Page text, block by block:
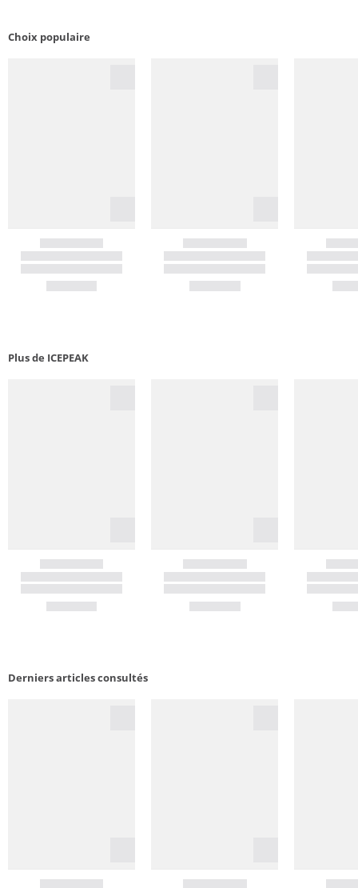
Choix populaire
Plus de ICEPEAK
Derniers articles consultés